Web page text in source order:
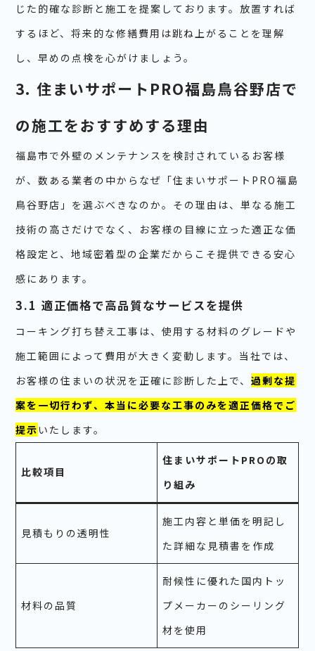
じた的確な診断と施工を提案しております。放置すれば
するほど、将来的な修繕費用は跳ね上がることを理解
し、早めの点検を心がけましょう。
3. 住まいサポートPRO福島鳥谷野店で
の施工をおすすめする理由
福島市で外壁のメンテナンスを検討されているお客様
が、数ある業者の中からなぜ「住まいサポートPRO福島
鳥谷野店」を選ぶべきなのか。その理由は、単なる施工
技術の高さだけでなく、お客様の目線に立った適正な価
格設定と、地域密着型の企業だからこそ提供できる安心
感にあります。
3.1 適正価格で高品質なサービスを提供
コーキング打ち替え工事は、使用する材料のグレードや
施工範囲によって費用が大きく変動します。当社では、
お客様の住まいの状況を正確に診断した上で、過剰な提
案を一切行わず、本当に必要な工事のみを適正価格でご
提示いたします。
比較項目
住まいサポートPROの取
り組み
見積もりの透明性
施工内容と単価を明記し
た詳細な見積書を作成
材料の品質
耐候性に優れた国内トッ
プメーカーのシーリング
材を使用